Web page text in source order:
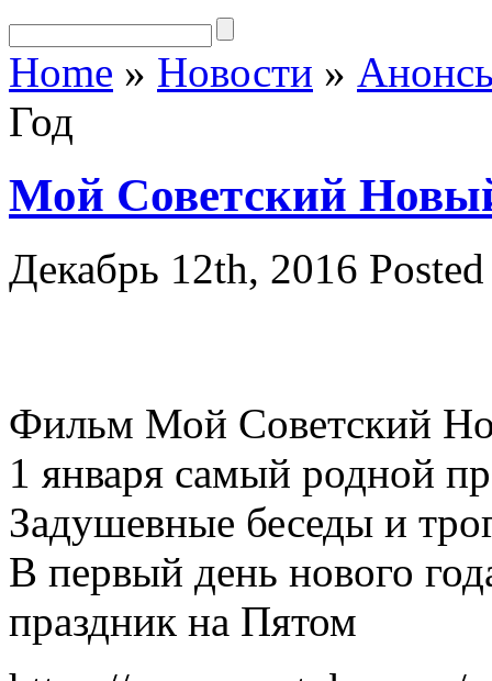
Home » Новости »
Год
Мой Советский
Декабрь 12th, 2016
Фильм Мой Советский
1 января самый родной
Задушевные беседы и
В первый день нового
праздник на Пятом